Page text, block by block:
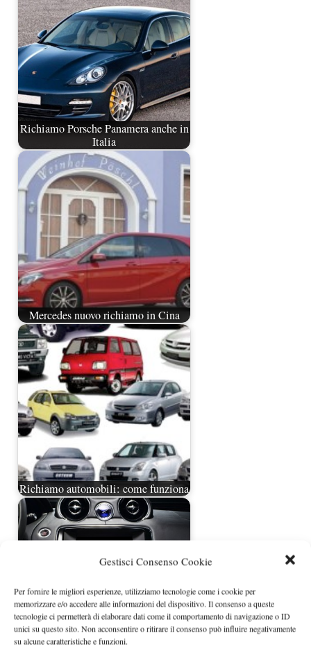
Gestisci Consenso Cookie
Per fornire le migliori esperienze, utilizziamo tecnologie come i cookie per
memorizzare e/o accedere alle informazioni del dispositivo. Il consenso a queste
tecnologie ci permetterà di elaborare dati come il comportamento di navigazione o ID
unici su questo sito. Non acconsentire o ritirare il consenso può influire negativamente
su alcune caratteristiche e funzioni.
Richiamo Porsche Panamera anche in
Italia
Mercedes nuovo richiamo in Cina
Richiamo automobili: come funziona
Sistema multimediale Jaguar XJ